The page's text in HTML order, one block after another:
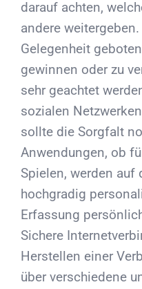
darauf achten,
andere
Gelegenheit
gewinnen oder zu
sehr geachtet
sozialen
sollte die Sorgfalt
Anwendungen, ob
Spielen, werden auf
hochgradig
Erfassung
Sichere
Herstellen einer
über verschiedene